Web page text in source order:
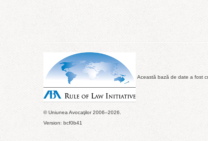
Această bază de date a fost
© Uniunea Avocaţilor 2006–2026.
Version: bcf0b41